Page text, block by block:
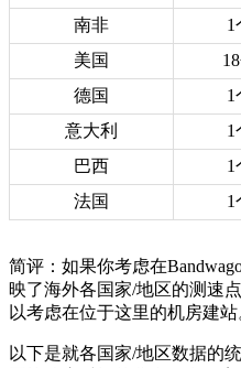
南非
1
美国
德国
1
意大利
1
巴西
1
法国
1
简评：如果你考虑在
映了海外各国家/地区的测速
以考虑在位于这里的机房建站
以下是就各国家/地区数据的